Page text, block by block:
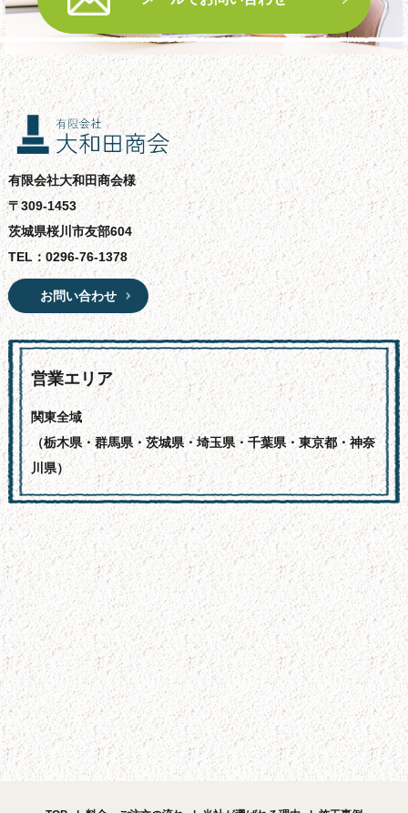
有限会社大和田商会様
〒309-1453
茨城県桜川市友部604
TEL：0296-76-1378
お問い合わせ
営業エリア
関東全域
（栃木県・群馬県・茨城県・埼玉県・千葉県・東京都・神奈
川県）